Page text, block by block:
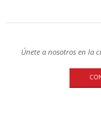
Únete a nosotros en la